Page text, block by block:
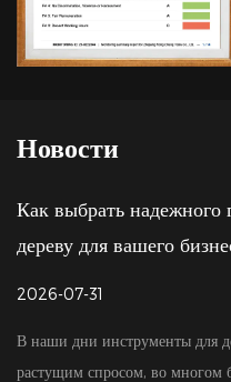
Новости
сверл по
пользуются
устойчивому расширению